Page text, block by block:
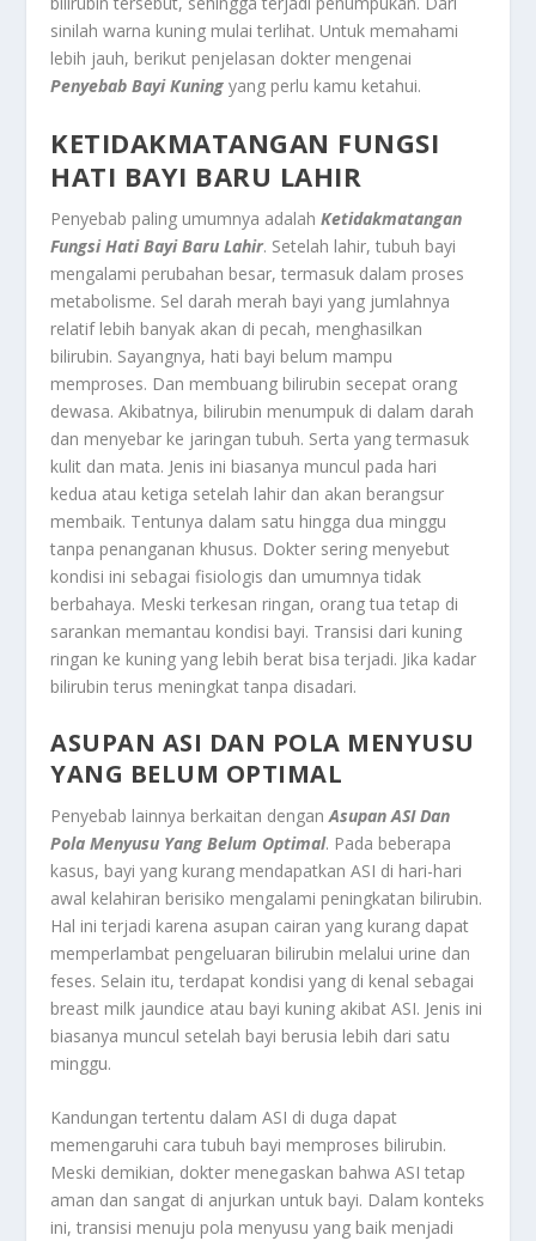
sinilah warna kuning mulai terlihat. Untuk memahami
lebih jauh, berikut penjelasan dokter mengenai
Penyebab Bayi Kuning yang perlu kamu ketahui.
KETIDAKMATANGAN FUNGSI
HATI BAYI BARU LAHIR
Penyebab paling umumnya adalahKetidakmatangan
Fungsi Hati Bayi Baru Lahir. Setelah lahir, tubuh bayi
mengalami perubahan besar, termasuk dalam proses
metabolisme. Sel darah merah bayi yang jumlahnya
relatif lebih banyak akan di pecah, menghasilkan
bilirubin. Sayangnya, hati bayi belum mampu
memproses. Dan membuang bilirubin secepat orang
dewasa. Akibatnya, bilirubin menumpuk di dalam darah
dan menyebar ke jaringan tubuh. Serta yang termasuk
kulit dan mata. Jenis ini biasanya muncul pada hari
kedua atau ketiga setelah lahir dan akan berangsur
membaik. Tentunya dalam satu hingga dua minggu
tanpa penanganan khusus. Dokter sering menyebut
kondisi ini sebagai fisiologis dan umumnya tidak
berbahaya. Meski terkesan ringan, orang tua tetap di
sarankan memantau kondisi bayi. Transisi dari kuning
ringan ke kuning yang lebih berat bisa terjadi. Jika kadar
bilirubin terus meningkat tanpa disadari.
ASUPAN ASI DAN POLA MENYUSU
YANG BELUM OPTIMAL
Penyebab lainnya berkaitan denganAsupan ASI Dan
Pola Menyusu Yang Belum Optimal. Pada beberapa
kasus, bayi yang kurang mendapatkan ASI di hari-hari
awal kelahiran berisiko mengalami peningkatan bilirubin.
Hal ini terjadi karena asupan cairan yang kurang dapat
memperlambat pengeluaran bilirubin melalui urine dan
feses. Selain itu, terdapat kondisi yang di kenal sebagai
breast milk jaundice atau bayi kuning akibat ASI. Jenis ini
biasanya muncul setelah bayi berusia lebih dari satu
minggu.
Kandungan tertentu dalam ASI di duga dapat
memengaruhi cara tubuh bayi memproses bilirubin.
Meski demikian, dokter menegaskan bahwa ASI tetap
aman dan sangat di anjurkan untuk bayi. Dalam konteks
ini, transisi menuju pola menyusu yang baik menjadi